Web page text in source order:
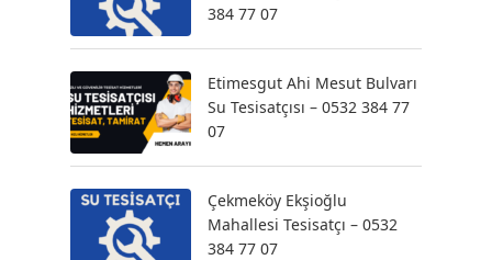
384 77 07
Etimesgut Ahi Mesut Bulvarı
Su Tesisatçısı – 0532 384 77
07
Çekmeköy Ekşioğlu
Mahallesi Tesisatçı – 0532
384 77 07